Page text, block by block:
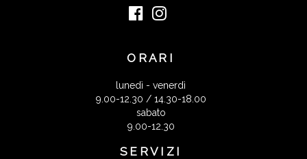
ORARI
lunedì - venerdì
9.00-12.30 / 14.30-18.00
sabato
9.00-12.30
SERVIZI